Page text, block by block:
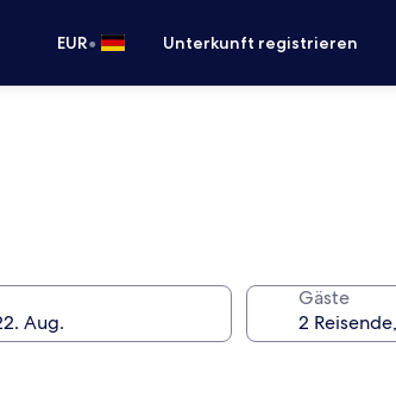
EUR• Unterkunft registrieren
Gäste